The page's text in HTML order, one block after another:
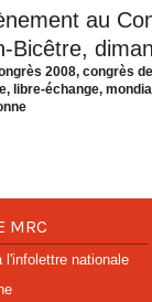
au
Bicêtre,
2008, congrès
, libre-échange,
MRC
l'infolettre nationale